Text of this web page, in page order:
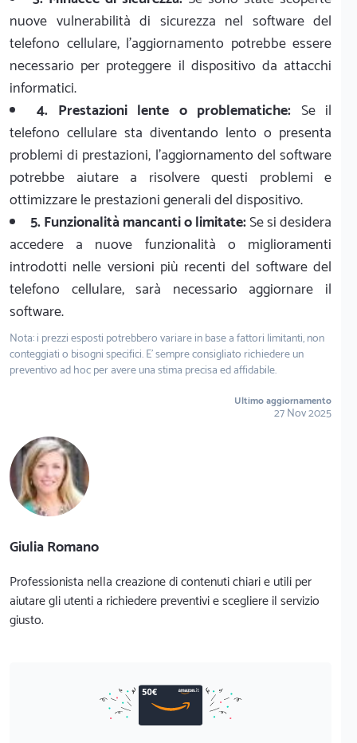
nuove vulnerabilità di sicurezza nel software del
telefono cellulare, l'aggiornamento potrebbe essere
necessario per proteggere il dispositivo da attacchi
informatici.
4. Prestazioni lente o problematiche: Se il
telefono cellulare sta diventando lento o presenta
problemi di prestazioni, l'aggiornamento del software
potrebbe aiutare a risolvere questi problemi e
ottimizzare le prestazioni generali del dispositivo.
5. Funzionalità mancanti o limitate:Se si desidera
accedere a nuove funzionalità o miglioramenti
introdotti nelle versioni più recenti del software del
telefono cellulare, sarà necessario aggiornare il
software.
Nota: i prezzi esposti potrebbero variare in base a fattori limitanti, non
conteggiati o bisogni specifici. E' sempre consigliato richiedere un
preventivo ad hoc per avere una stima precisa ed affidabile.
Ultimo aggiornamento
27 Nov 2025
Giulia Romano
Professionista nella creazione di contenuti chiari e utili per
aiutare gli utenti a richiedere preventivi e scegliere il servizio
giusto.